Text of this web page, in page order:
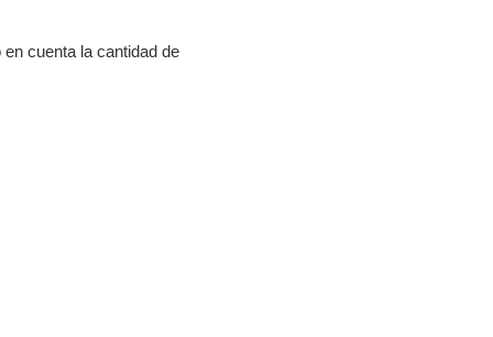
cuenta la cantidad de